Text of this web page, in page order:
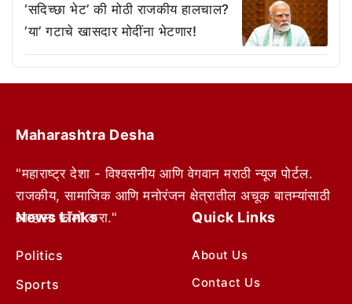
‘सदिच्छा भेट’ की मोठी राजकीय हालचाल?
‘या’ गटाचे खासदार मोदींना भेटणार!
Maharashtra Desha
"महाराष्ट्र देशा - विश्वसनीय आणि वेगवान मराठी न्यूज पोर्टल.
राजकीय, सामाजिक आणि मनोरंजन क्षेत्रातील अचूक बातम्यांसाठी
आम्हाला फॉलो करा."
News Links
Politics
Sports
Quick Links
About Us
Contact Us